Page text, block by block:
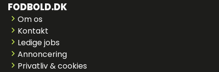
FODBOLD.DK
Om os
Kontakt
Ledige jobs
Annoncering
Privatliv & cookies